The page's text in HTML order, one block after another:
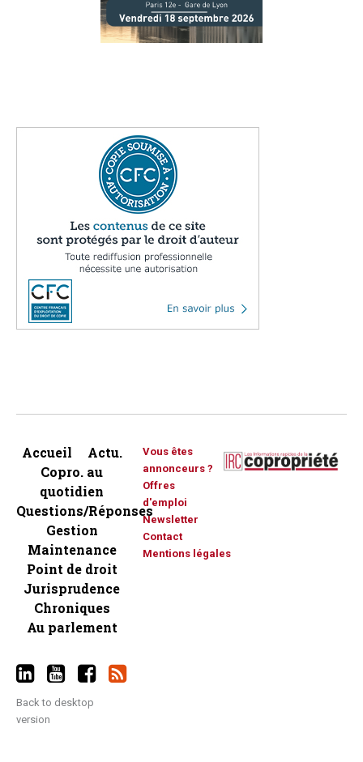
Accueil
Actu.
Copro. au
quotidien
Questions/Réponses
Gestion
Maintenance
Point de droit
Jurisprudence
Chroniques
Au parlement
Vous êtes
annonceurs ?
Offres
d'emploi
Newsletter
Contact
Mentions légales
Back to desktop
version